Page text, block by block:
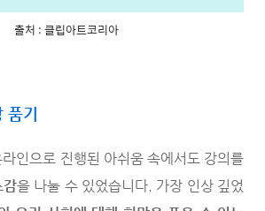
출처 : 클립아트코리아
품기
인으로 진행된 아쉬움 속에서도 강의를
감을 나눌 수 있었습니다. 가장 인상 깊었